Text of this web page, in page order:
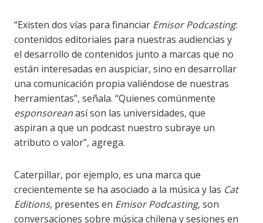
“Existen dos vías para financiar Emisor Podcasting:
contenidos editoriales para nuestras audiencias y
el desarrollo de contenidos junto a marcas que no
están interesadas en auspiciar, sino en desarrollar
una comunicación propia valiéndose de nuestras
herramientas”, señala. “Quienes comúnmente
esponsoreanasí son las universidades, que
aspiran a que un podcast nuestro subraye un
atributo o valor”, agrega.
Caterpillar, por ejemplo, es una marca que
crecientemente se ha asociado a la música y las Cat
Editions, presentes en Emisor Podcasting, son
conversaciones sobre música chilena y sesiones en